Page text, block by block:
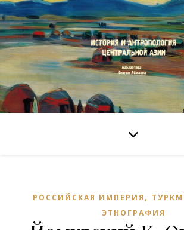
РОССИЙСКАЯ ИМПЕРИЯ ,
ЭТНОГРАФИЯ